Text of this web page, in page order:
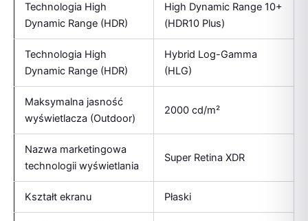
Technologia High
Dynamic Range (HDR)
High Dynamic Range 10+
(HDR10 Plus)
Technologia High
Dynamic Range (HDR)
Hybrid Log-Gamma
(HLG)
Maksymalna jasność
wyświetlacza (Outdoor)
2000 cd/m²
Nazwa marketingowa
technologii wyświetlania
Super Retina XDR
Kształt ekranu Płaski